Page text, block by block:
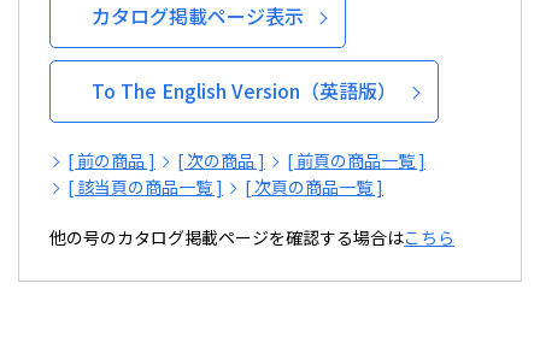
カタログ掲載ページ表示
To The English Version（英語版）
[ 前の商品 ] [ 次の商品 ]
[ 前頁の商品一覧 ]
[ 該当頁の商品一覧 ]
[ 次頁の商品一覧 ]
他の号のカタログ掲載ページを確認する場合はこちら